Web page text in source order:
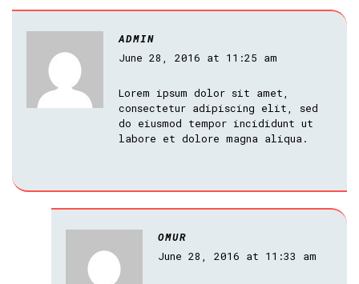
ADMIN
June 28, 2016 at 11:25 am
Lorem ipsum dolor sit amet,
consectetur adipiscing elit, sed
do eiusmod tempor incididunt ut
labore et dolore magna aliqua.
OMUR
June 28, 2016 at 11:33 am